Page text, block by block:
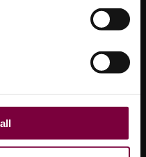
、費用対効果の高いもの